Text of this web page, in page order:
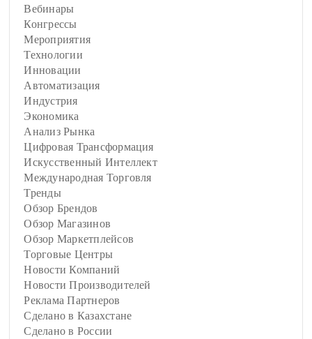
Вебинары
Конгрессы
Мероприятия
Технологии
Инновации
Автоматизация
Индустрия
Экономика
Анализ Рынка
Цифровая Трансформация
Искусственный Интеллект
Международная Торговля
Тренды
Обзор Брендов
Обзор Магазинов
Обзор Маркетплейсов
Торговые Центры
Новости Компаний
Новости Производителей
Реклама Партнеров
Сделано в Казахстане
Сделано в России